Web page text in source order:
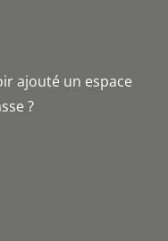
ajouté un espace
?